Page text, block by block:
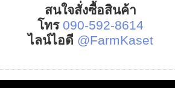
สนใจสั่งซื้อสินค้า
โทร 090-592-8614
ไลน์ไอดี @FarmKaset